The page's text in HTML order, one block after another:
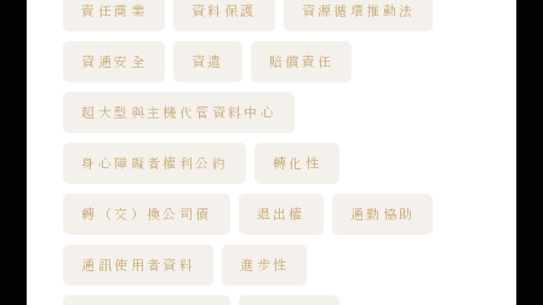
責任商業 資料保護 資源循環推動法
資通安全 資遣 賠償責任
超大型與主機代管資料中心
身心障礙者權利公約 轉化性
轉（交）換公司債 退出權 通勤協助
通訊使用者資料 進步性